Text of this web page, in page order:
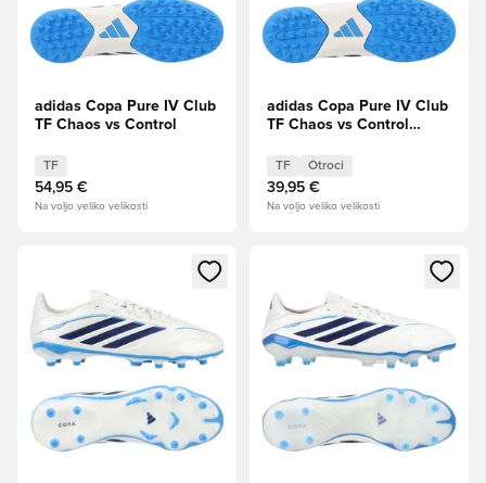
adidas Copa Pure IV Club
TF Chaos vs Control
TF
54,95 €
Na voljo veliko velikosti
adidas Copa Pure IV Club
TF Chaos vs Control
TF Otroci
39,95 €
Na voljo veliko velikosti
Odpre Modal za prijavo ali vpis kot članOdpre Modal za prijavo ali